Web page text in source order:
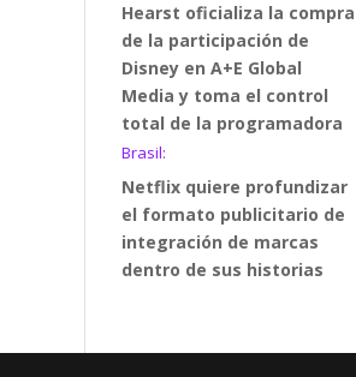
Hearst oficializa la compra
de la participación de
Disney en A+E Global
Media y toma el control
total de la programadora
Brasil:
Netflix quiere profundizar
el formato publicitario de
integración de marcas
dentro de sus historias